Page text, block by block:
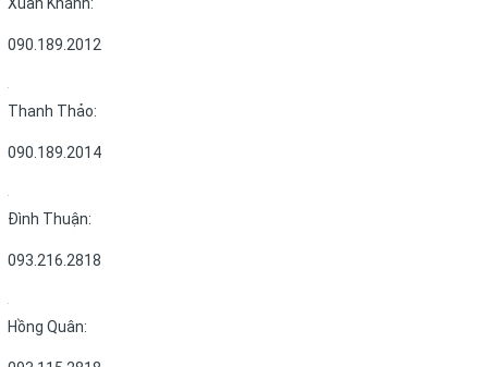
090.189.2012
Thanh Thảo:
090.189.2014
Đình Thuận:
093.216.2818
Hồng Quân: